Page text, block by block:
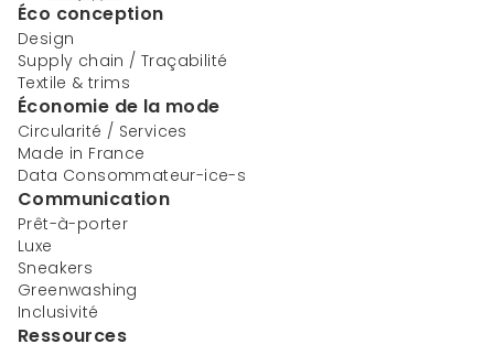
Éco conception
Design
Supply chain / Traçabilité
Textile & trims
Économie de la mode
Circularité / Services
Made in France
Data Consommateur-ice-s
Communication
Prêt-à-porter
Luxe
Sneakers
Greenwashing
Inclusivité
Ressources